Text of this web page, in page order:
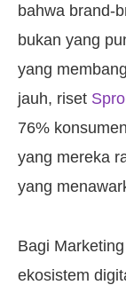
bahwa brand-
bukan yang
yang
jauh, riset
76%
yang mereka
yang
Bagi
ekosistem